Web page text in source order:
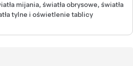
mijania, światła obrysowe, światła
tylne i oświetlenie tablicy